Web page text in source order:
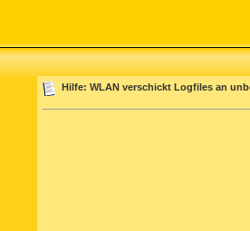
Hilfe: WLAN verschickt Logfiles an